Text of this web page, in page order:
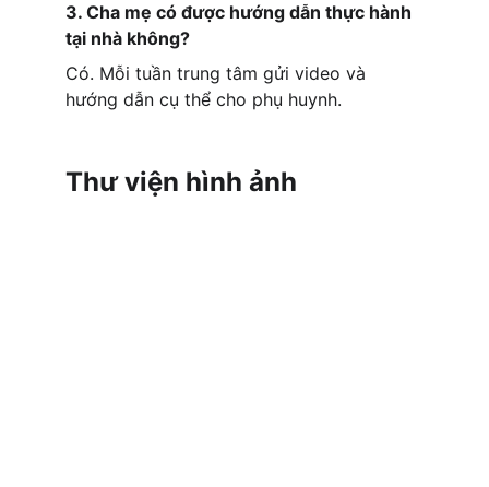
3. Cha mẹ có được hướng dẫn thực hành
tại nhà không?
Có. Mỗi tuần trung tâm gửi video và
hướng dẫn cụ thể cho phụ huynh.
Thư viện hình ảnh